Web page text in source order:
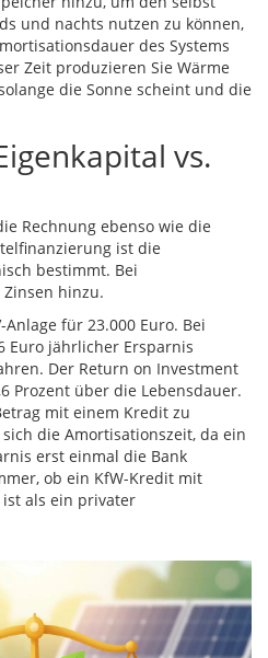
und nachts nutzen zu können,
des Systems
Zeit produzieren Sie Wärme
die Sonne scheint und die
vs.
Rechnung ebenso wie die
ist die
bestimmt. Bei
hinzu.
für 23.000 Euro. Bei
Euro jährlicher Ersparnis
Der Return on Investment
Prozent über die Lebensdauer.
mit einem Kredit zu
die Amortisationszeit, da ein
erst einmal die Bank
ob ein KfW-Kredit mit
als ein privater